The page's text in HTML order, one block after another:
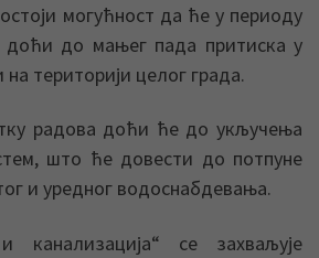
могућност да ће у периоду
доћи до мањег пада притиска у
територији целог града.
радова доћи ће до укључења
што ће довести до потпуне
и уредног водоснабдевања.
се захваљује